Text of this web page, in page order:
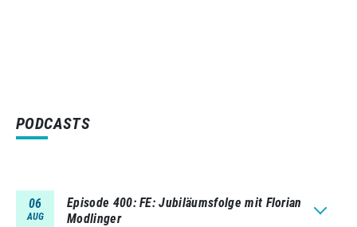
PODCASTS
06
AUG
Episode 400 FE: Jubiläumsfolge mit Florian
Modlinger